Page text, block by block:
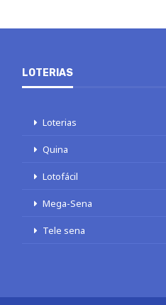
LOTERIAS
Loterias
Quina
Lotofácil
Mega-Sena
Tele sena